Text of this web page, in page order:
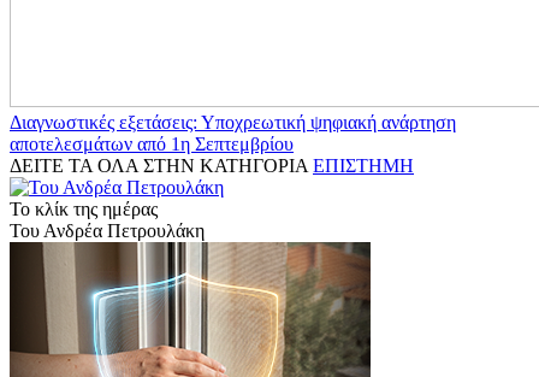
Διαγνωστικές εξετάσεις: Υποχρεωτική ψηφιακή ανάρτηση
αποτελεσμάτων από 1η Σεπτεμβρίου
ΔΕΙΤΕ ΤΑ ΟΛΑ ΣΤΗΝ ΚΑΤΗΓΟΡΙΑ ΕΠΙΣΤΗΜΗ
Το κλίκ της ημέρας
Του Ανδρέα Πετρουλάκη